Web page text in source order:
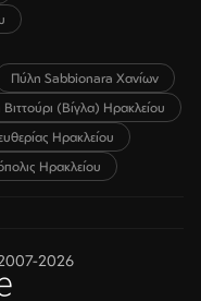
Πύλη Sabbionara Χανίων
(Βίγλα) Ηρακλείου
Ηρακλείου
Ηρακλείου
2026